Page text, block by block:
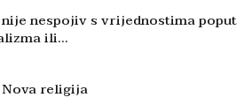
nespojiv s vrijednostima poput
ili…
religija